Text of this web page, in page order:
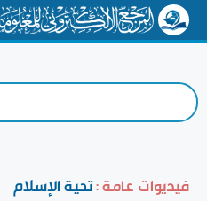
فيديوات عامة :تحية الإسلام